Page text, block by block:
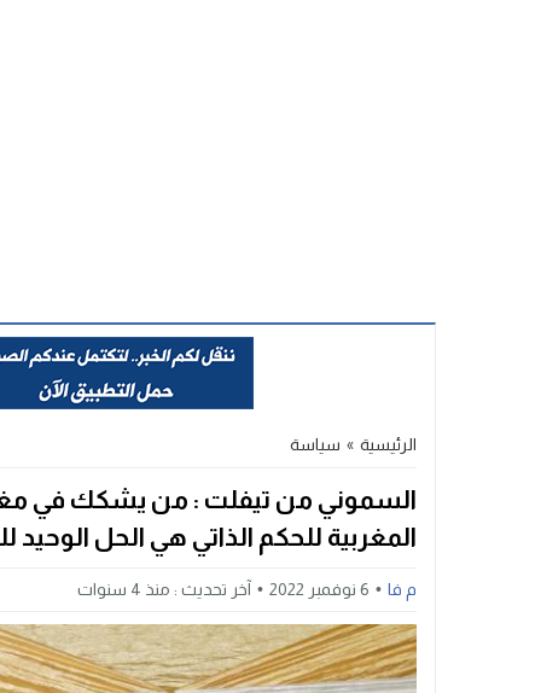
الرئيسية » سياسة
السموني من تيفلت : من يشكك في
المغربية للحكم الذاتي هي الحل الوحيد
م فا 6 نوفمبر 2022 آخر تحديث : منذ 4 سنوات